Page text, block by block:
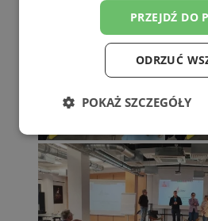
PRZEJDŹ DO
ODRZUĆ
POKAŻ SZCZEGÓŁY
Niezbędne
Funkcjonalność